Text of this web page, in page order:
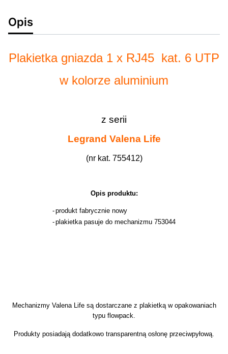
Opis
Plakietka gniazda 1 x RJ45 kat. 6 UTP
w kolorze aluminium
z serii
Legrand Valena Life
(nr kat. 755412)
Opis produktu:
-produkt fabrycznie nowy
-plakietka pasuje do mechanizmu 753044
Mechanizmy Valena Life są dostarczane z plakietką w opakowaniach
typu flowpack.
Produkty posiadają dodatkowo transparentną osłonę przeciwpyłową.